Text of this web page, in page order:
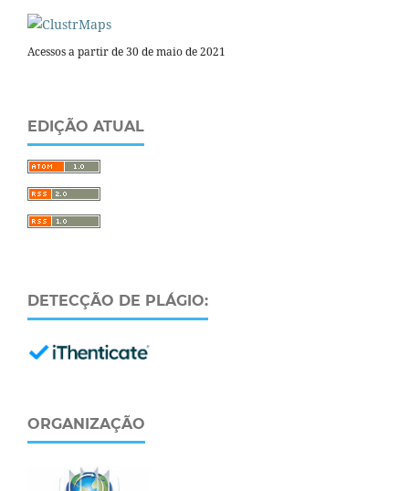
Acessos a partir de 30 de maio de 2021
EDIÇÃO ATUAL
DETECÇÃO DE PLÁGIO:
ORGANIZAÇÃO